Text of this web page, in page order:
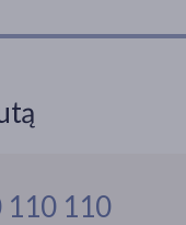
110 110